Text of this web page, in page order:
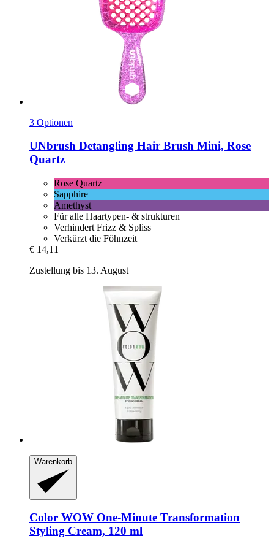
3 Optionen
UNbrush Detangling Hair Brush Mini, Rose
Quartz
Rose Quartz
Sapphire
Amethyst
Für alle Haartypen- & strukturen
Verhindert Frizz & Spliss
Verkürzt die Föhnzeit
€ 14,11
Zustellung bis 13. August
Warenkorb
Color WOW One-​Minute Transformation
Styling Cream, 120 ml